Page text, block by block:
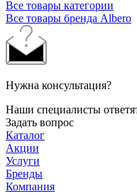
Все товары категории
Все товары бренда Albero
Нужна консультация?
Наши специалисты
Задать вопрос
Каталог
Акции
Услуги
Бренды
Компания